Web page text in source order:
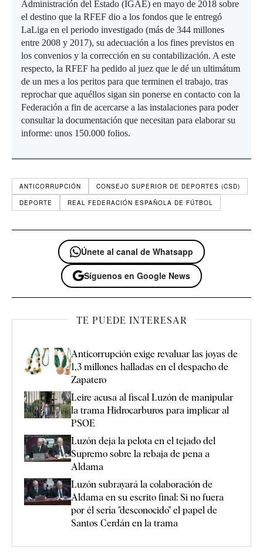
Administración del Estado (IGAE) en mayo de 2018 sobre
el destino que la RFEF dio a los fondos que le entregó
LaLiga en el periodo investigado (más de 344 millones
entre 2008 y 2017), su adecuación a los fines previstos en
los convenios y la corrección en su contabilización. A este
respecto, la RFEF ha pedido al juez que le dé un ultimátum
de un mes a los peritos para que terminen el trabajo, tras
reprochar que aquéllos sigan sin ponerse en contacto con la
Federación a fin de acercarse a las instalaciones para poder
consultar la documentación que necesitan para elaborar su
informe: unos 150.000 folios.
ANTICORRUPCIÓN
CONSEJO SUPERIOR DE DEPORTES (CSD)
DEPORTE
REAL FEDERACIÓN ESPAÑOLA DE FÚTBOL
Únete al canal de Whatsapp
Síguenos en Google News
TE PUEDE INTERESAR
Anticorrupción exige revaluar las joyas de
1,3 millones halladas en el despacho de
Zapatero
Leire acusa al fiscal Luzón de manipular
la trama Hidrocarburos para implicar al
PSOE
Luzón deja la pelota en el tejado del
Supremo sobre la rebaja de pena a
Aldama
Luzón subrayará la colaboración de
Aldama en su escrito final: Si no fuera
por él sería "desconocido" el papel de
Santos Cerdán en la trama